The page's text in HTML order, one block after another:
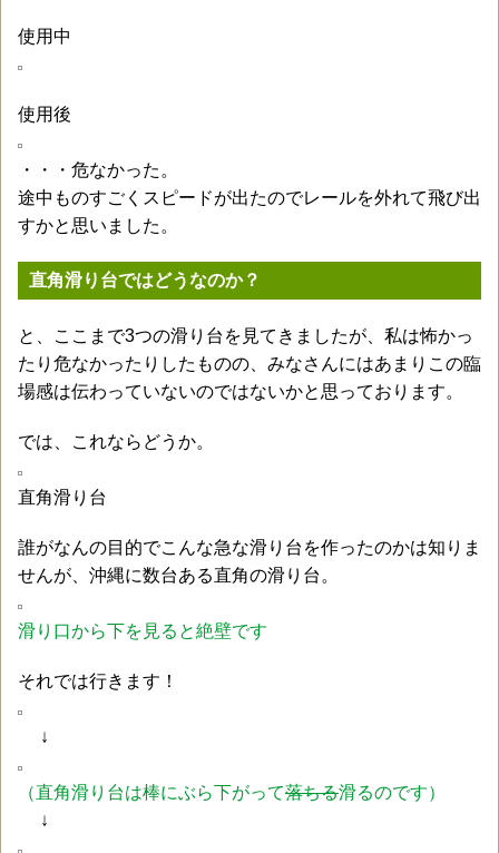
使用中
使用後
・・・危なかった。
途中ものすごくスピードが出たのでレールを外れて飛び出
すかと思いました。
直角滑り台ではどうなのか？
と、ここまで3つの滑り台を見てきましたが、私は怖かっ
たり危なかったりしたものの、みなさんにはあまりこの臨
場感は伝わっていないのではないかと思っております。
では、これならどうか。
直角滑り台
誰がなんの目的でこんな急な滑り台を作ったのかは知りま
せんが、沖縄に数台ある直角の滑り台。
滑り口から下を見ると絶壁です
それでは行きます！
↓
（直角滑り台は棒にぶら下がって落ちる滑るのです）
↓